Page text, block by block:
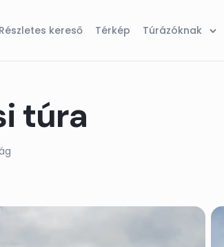
Részletes kereső Térkép Túrázóknak
túra